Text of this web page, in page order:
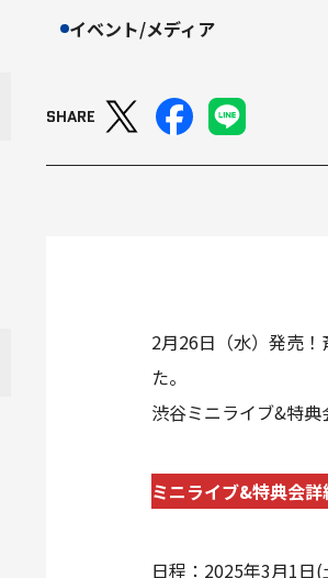
イベント/メディア
SHARE
2月26日（水）発売
た。
渋谷ミニライブ&特典
ミニライブ&特典会詳
日程：2025年3月1日(